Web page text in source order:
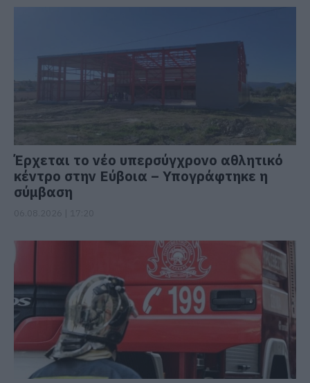
Έρχεται το νέο υπερσύγχρονο αθλητικό
κέντρο στην Εύβοια – Υπογράφτηκε η
σύμβαση